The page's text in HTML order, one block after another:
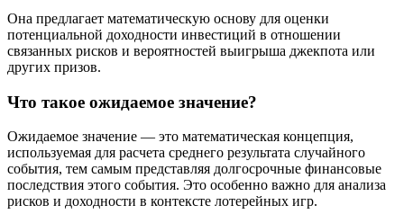
Она предлагает математическую основу для оценки
потенциальной доходности инвестиций в отношении
связанных рисков и вероятностей выигрыша джекпота или
других призов.
Что такое ожидаемое значение?
Ожидаемое значение — это математическая концепция,
используемая для расчета среднего результата случайного
события, тем самым представляя долгосрочные финансовые
последствия этого события. Это особенно важно для анализа
рисков и доходности в контексте лотерейных игр.